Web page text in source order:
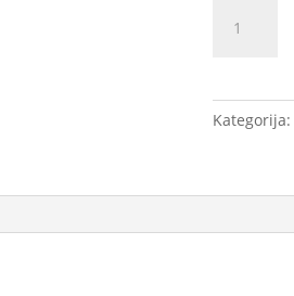
DIGITALNA
Model
količina
Kategorija: